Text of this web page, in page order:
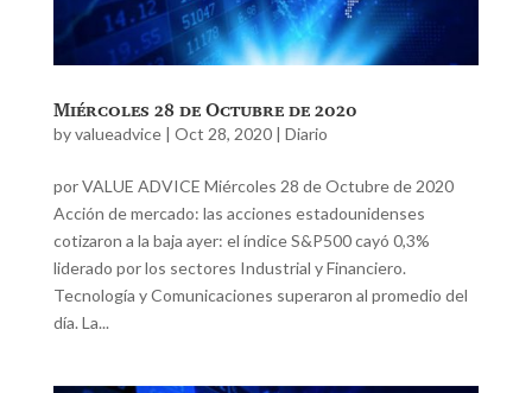
Miércoles 28 de Octubre de 2020
byvalueadvice| Oct 28, 2020| Diario
por VALUE ADVICE Miércoles 28 de Octubre de 2020
Acción de mercado: las acciones estadounidenses
cotizaron a la baja ayer: el índice S&P500 cayó 0,3%
liderado por los sectores Industrial y Financiero.
Tecnología y Comunicaciones superaron al promedio del
día. La...